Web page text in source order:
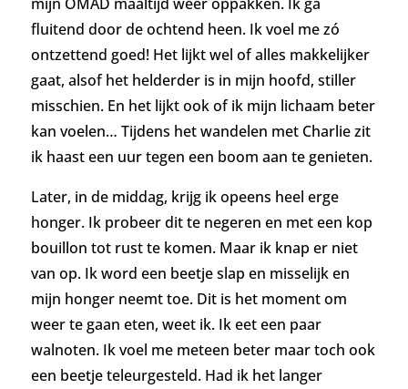
fluitend door de ochtend heen. Ik voel me zó
ontzettend goed! Het lijkt wel of alles makkelijker
gaat, alsof het helderder is in mijn hoofd, stiller
misschien. En het lijkt ook of ik mijn lichaam beter
kan voelen… Tijdens het wandelen met Charlie zit
ik haast een uur tegen een boom aan te genieten.
Later, in de middag, krijg ik opeens heel erge
honger. Ik probeer dit te negeren en met een kop
bouillon tot rust te komen. Maar ik knap er niet
van op. Ik word een beetje slap en misselijk en
mijn honger neemt toe. Dit is het moment om
weer te gaan eten, weet ik. Ik eeteen paar
walnoten. Ik voel me meteen beter maar toch ook
een beetje teleurgesteld. Had ik het langer